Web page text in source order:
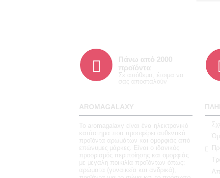
Πάνω από 2000
προϊόντα
Σε απόθεμα, έτοιμα να
σας αποσταλούν
AROMAGALAXY
Το aromagalaxy είναι ένα ηλεκτρονικό
κατάστημα που προσφέρει αυθεντικά
προϊόντα αρωμάτων και ομορφιάς από
επώνυμες μάρκες. Είναι ο ιδανικός
προορισμός περιποίησης και ομορφιάς
με μεγάλη ποικιλία προϊόντων όπως:
αρώματα (γυναικεία και ανδρικά),